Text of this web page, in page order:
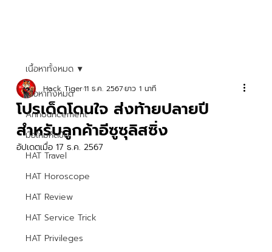
เนื้อหาทั้งหมด
Announcement
มือใหม่หัดขับ
HAT Travel
HAT Horoscope
HAT Review
HAT Service Trick
HAT Privileges
เนื้อหาทั้งหมด
โปรเด็ดโดนใจ ส่งท้ายปลายปี
สำหรับลูกค้าอีซูซุลิสซิ่ง
Hock Tiger11 ธ.ค. 2567ยาว 1 นาที
อัปเดตเมื่อ 17 ธ.ค. 2567